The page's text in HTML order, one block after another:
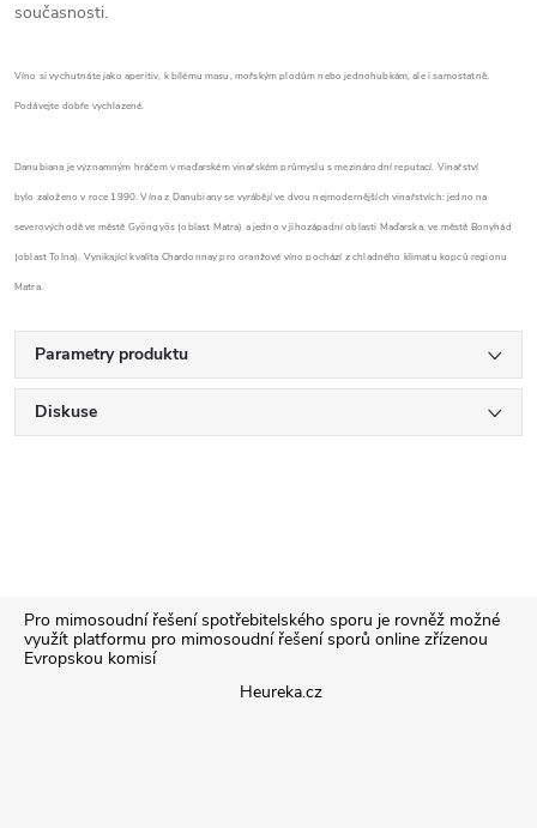
současnosti.
Víno si vychutnáte jako aperitiv, k bílému masu, mořským plodům nebo jednohubkám, ale i samostatně.
Podávejte dobře vychlazené.
Danubiana je významným hráčem v maďarském vinařském průmyslu s mezinárodní reputací. Vinařství
bylo založeno v roce 1990. Vína z Danubiany se vyrábějí ve dvou nejmodernějších vinařstvích: jedno na
severovýchodě ve městě Gyöngyös (oblast Matra) a jedno v jihozápadní oblasti Maďarska, ve městě Bonyhád
(oblast Tolna). Vynikající kvalita Chardonnay pro oranžové víno pochází z chladného klimatu kopců regionu
Matra.
Parametry produktu
Diskuse
ZPro mimosoudní řešení spotřebitelského sporu je rovněž možné
využít platformu pro mimosoudní řešení sporů online zřízenou
Evropskou komisí
Heureka.cz